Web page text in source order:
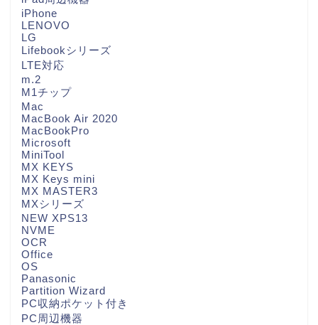
iPhone
LENOVO
LG
Lifebookシリーズ
LTE対応
m.2
M1チップ
Mac
MacBook Air 2020
MacBookPro
Microsoft
MiniTool
MX KEYS
MX Keys mini
MX MASTER3
MXシリーズ
NEW XPS13
NVME
OCR
Office
OS
Panasonic
Partition Wizard
PC収納ポケット付き
PC周辺機器